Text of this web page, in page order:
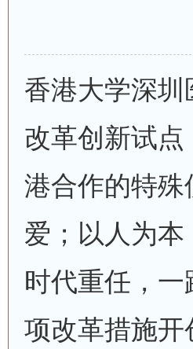
香港大学深
改革创新试
港合作的特殊
爱；以人为本
时代重任，
项改革措施